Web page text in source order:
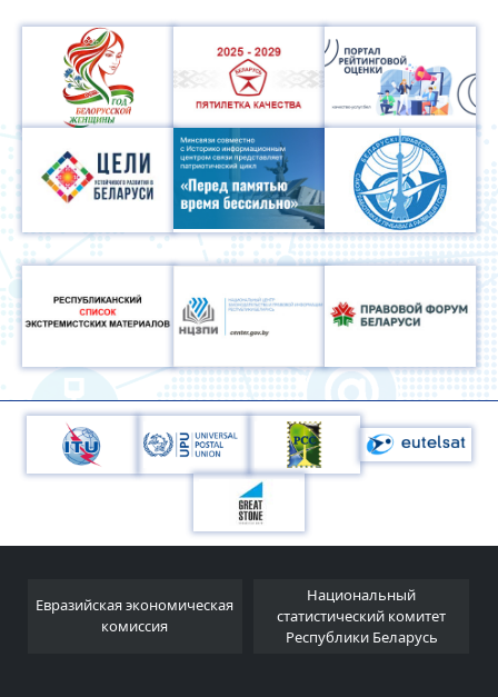
Евразийская экономическая
комиссия
Национальный
статистический комитет
Республики Беларусь